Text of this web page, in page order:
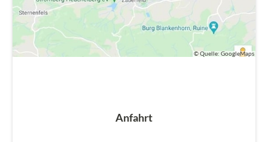
© Quelle: GoogleMaps
Anfahrt